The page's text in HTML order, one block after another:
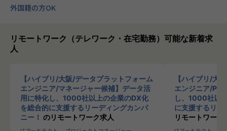
外国籍の方OK
リモートワーク（テレワーク・在宅勤務）可能な新着求
人
【ハイブリ/大阪/データプラットフォーム
エンジニア/マネージャー候補】データ活
用に特化し、1000社以上の企業のDX化
を総合的に支援するリーディングカンパ
ニー！ のリモートワーク求人
【ハイブリ/大
エンジニア/PM
し、1000社以
に支援するリー
リモートワーク